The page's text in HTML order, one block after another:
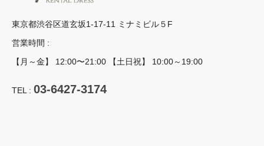
東京都渋谷区道玄坂1-17-11 ミナミビル５F
営業時間 :
【月～金】 12:00〜21:00 【土日祝】 10:00～19:00
TEL : 03-6427-3174